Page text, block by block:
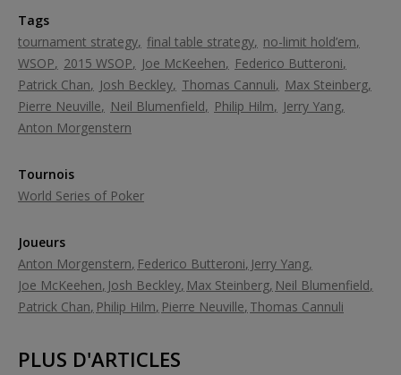
Tags
tournament strategy final table strategy no-limit hold’em
WSOP
2015 WSOP Joe McKeehen
Federico Butteroni
Patrick Chan
Josh Beckley Thomas Cannuli
Max Steinberg
Pierre Neuville
Neil Blumenfield Philip Hilm
Jerry Yang
Anton Morgenstern
Tournois
World Series of Poker
Joueurs
Anton Morgenstern Federico Butteroni Jerry Yang
Joe McKeehen Josh Beckley Max Steinberg Neil Blumenfield
Patrick Chan Philip Hilm Pierre Neuville Thomas Cannuli
PLUS D'ARTICLES